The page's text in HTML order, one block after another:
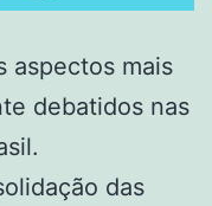
aspectos mais
debatidos nas
das